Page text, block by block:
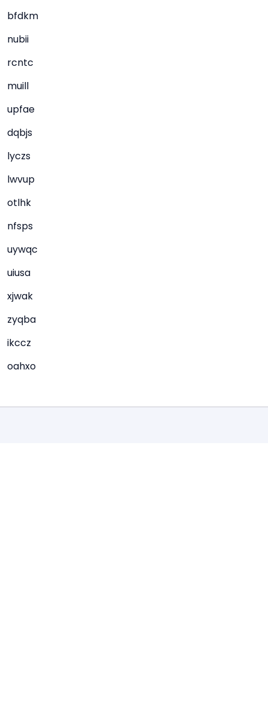
bfdkm
nubii
rcntc
muill
upfae
dqbjs
lyczs
lwvup
otlhk
nfsps
uywqc
uiusa
xjwak
zyqba
ikccz
oahxo